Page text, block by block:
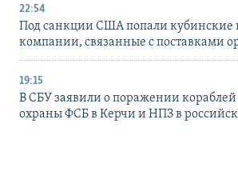
22:54
Под санкции США попали кубинские
компании, связанные с поставками
19:15
В СБУ заявили о поражении кораблей
охраны ФСБ в Керчи и НПЗ в